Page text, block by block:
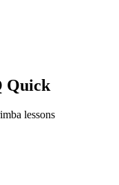
Quick
lessons